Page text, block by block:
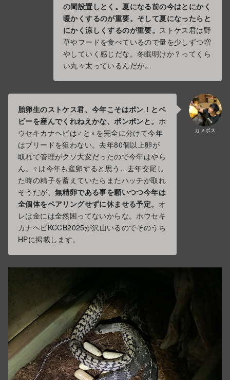
の間設置しとく。夏になる前の今はとにかく
暖かくするのが重要。そして夏になったらと
にかく涼しくするのが重要。 ストケス君は野
草やフードを食べているので量を少しずつ増
やしていく感じだな。冬眠明けか？ってくら
い丸々太っているんだが…
カメボス
胎卵生のストケス君、今年こそはポン！とベ
ビーを産んでくれねえかな、ポンポンと。 ホ
ウセキカナヘビは♂と♀を完全に分けて今年
はブリードを狙わない。去年80個以上卵が
取れて管理がクソ大変だったので今年はやら
ん。♀は今年も産卵すると思う…去年交尾し
た時の精子を蓄えていたらまたハッチが取れ
そうだが、 無精卵である事を願いつつ今年は
全個体をペアリングせずに休ませる予定。 オ
レは金には全然困ってないからな。ホウセキ
カナヘビKCCB2025が沢山いるのでそのうち
HPに掲載します。